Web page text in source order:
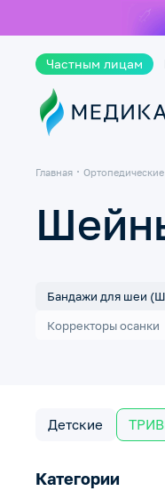
Частным лицам
Главная
Бандажи для шеи
Корректоры осанки
Детские
Категории